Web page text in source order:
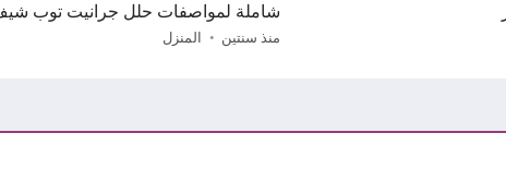
شاملة لمواصفات حلل جرانيت توب
منذ سنتين المنزل